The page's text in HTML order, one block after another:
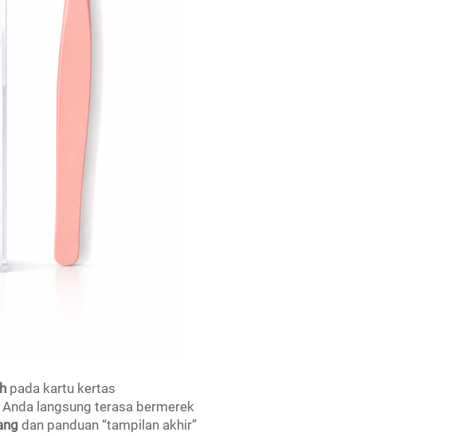
pada kartu kertas
langsung terasa bermerek
dan panduan “tampilan akhir”